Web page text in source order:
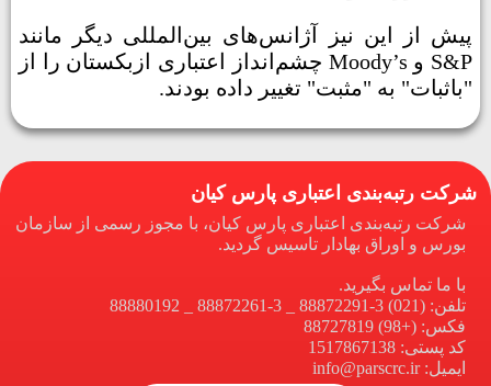
پیش از این نیز آژانس‌های بین‌المللی دیگر مانند
S&P و Moody’s چشم‌انداز اعتباری ازبکستان را از
"باثبات" به "مثبت" تغییر داده بودند.
شرکت رتبه‌بندی اعتباری پارس کیان
شرکت رتبه‌بندی اعتباری پارس کیان، با مجوز رسمی از سازمان
بورس و اوراق بهادار تاسیس گردید.
با ما تماس بگیرید.
تلفن: (021) 3-88872291 _ 3-88872261 _ 88880192
فکس: (+98) 88727819
کد پستی: 1517867138
ایمیل: info@parscrc.ir